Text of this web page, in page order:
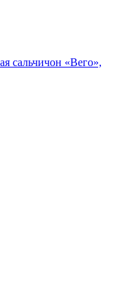
сальчичон «Вего»,